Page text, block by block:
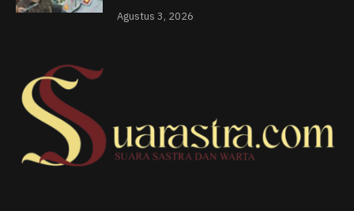
Agustus 3, 2026